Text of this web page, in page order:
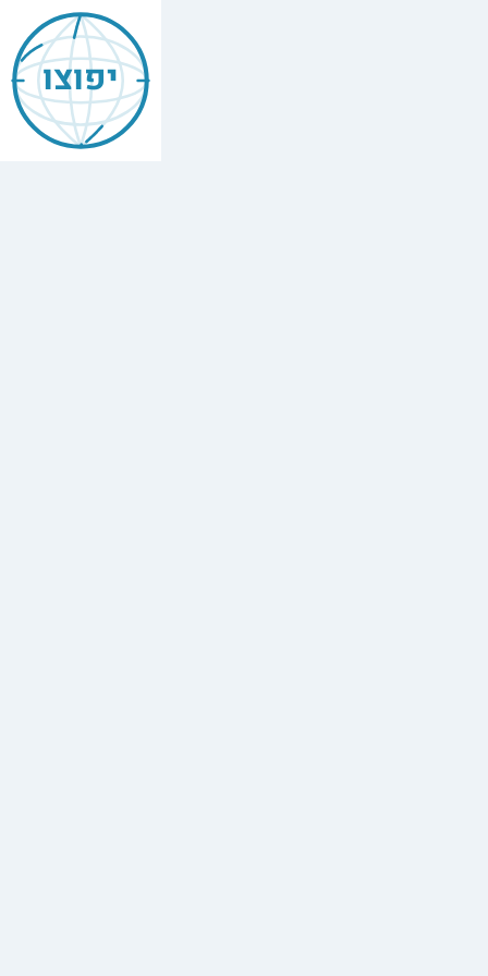
יפוצו